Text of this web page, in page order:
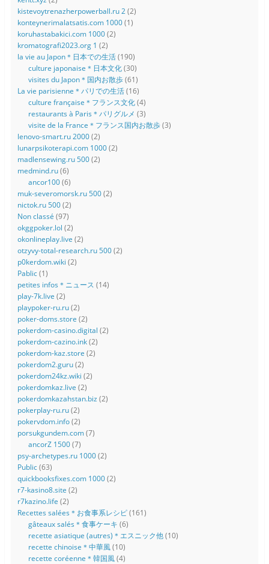
kistevoytrenazherpowerball.ru 2(2)
konteynerimalatsatis.com 1000(1)
koruhastabakici.com 1000(2)
kromatografi2023.org 1 (2)
la vie au Japon＊日本での生活(190)
culture japonaise＊日本文化(30)
visites du Japon＊国内お散歩(61)
La vie parisienne＊パリでの生活(16)
culture française＊フランス文化(4)
restaurants à Paris＊パリグルメ (3)
visite de la France＊フランス国内お散歩(3)
lenovo-smart.ru 2000(2)
lunarpsikoterapi.com 1000(2)
madlensewing.ru 500(2)
medmind.ru(6)
ancor100(6)
muk-severomorsk.ru 500(2)
nictok.ru 500(2)
Non classé (97)
okggpoker.lol (2)
okonlineplay.live (2)
otzyvy-total-research.ru 500(2)
p0kerdom.wiki (2)
Pablic(1)
petites infos＊ニュース (14)
play-7k.live (2)
playpoker-ru.ru(2)
poker-doms.store (2)
pokerdom-casino.digital (2)
pokerdom-cazino.ink(2)
pokerdom-kaz.store (2)
pokerdom2.guru(2)
pokerdom24kz.wiki (2)
pokerdomkaz.live (2)
pokerdomkazahstan.biz (2)
pokerplay-ru.ru(2)
pokervdom.info(2)
porsukgundem.com(7)
ancorZ 1500(7)
psy-archetypes.ru 1000(2)
Public(63)
quickbooksfixes.com 1000(2)
r7-kasino8.site (2)
r7kazino.life (2)
Recettes salées＊お食事系レシピ(161)
gâteaux salés＊食事ケーキ (6)
recette asiatique (autres)＊エスニック他(10)
recette chinoise＊中華風(10)
recette coréenne＊韓国風(4)